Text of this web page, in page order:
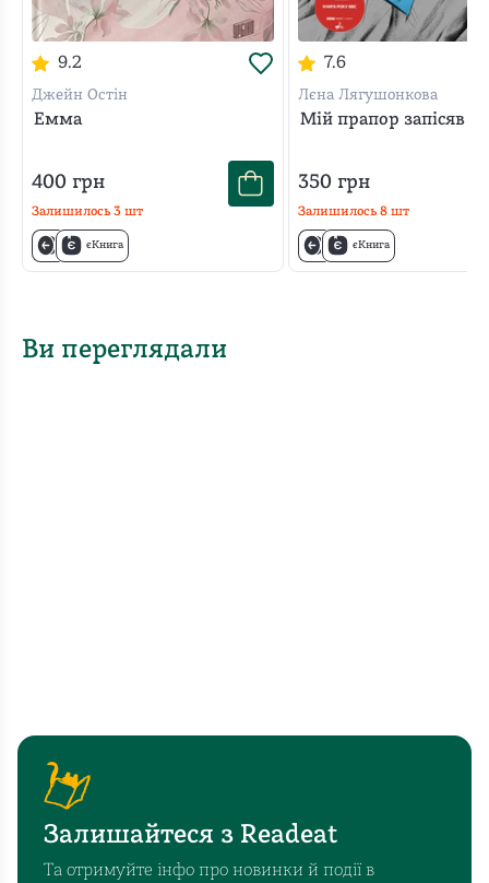
9.2
Джейн Остін
Емма
400 грн
Залишилось 3 шт
єКнига
7.6
Лєна Лягушонкова
Мій прапор запісяв
350грн
Залишилось 8шт
єКнига
Ви переглядали
Залишайтеся з Readeat
Та отримуйте інфо про новинки й події в